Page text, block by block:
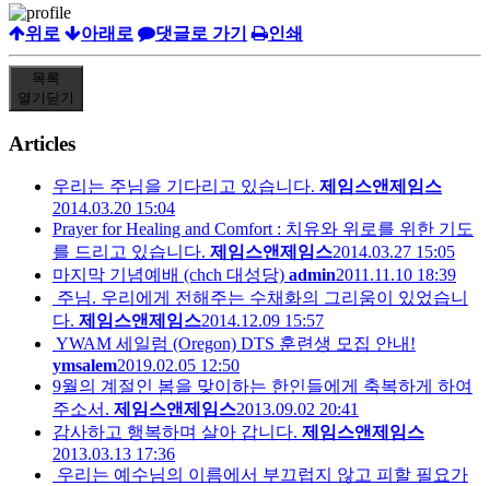
위로 아래로 댓글로 가기 인쇄
목록
열기 닫기
Articles
우리는 주님을 기다리고 있습니다. 제임스앤제임스
2014.03.20 15:04
Prayer for Healing and Comfort : 치유와 위로를 위한 기도
를 드리고 있습니다. 제임스앤제임스2014.03.27 15:05
마지막 기념예배 (chch 대성당) admin2011.11.10 18:39
주님. 우리에게 전해주는 수채화의 그리움이 있었습니
다. 제임스앤제임스2014.12.09 15:57
YWAM 세일럼 (Oregon) DTS 훈련생 모집 안내!
ymsalem2019.02.05 12:50
9월의 계절인 봄을 맞이하는 한인들에게 축복하게 하여
주소서. 제임스앤제임스2013.09.02 20:41
감사하고 행복하며 살아 갑니다. 제임스앤제임스
2013.03.13 17:36
우리는 예수님의 이름에서 부끄럽지 않고 피할 필요가